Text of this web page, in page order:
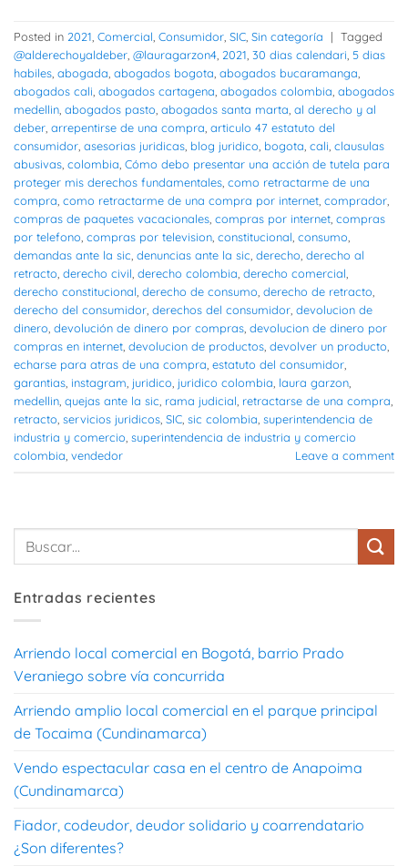
Posted in 2021, Comercial, Consumidor, SIC, Sin categoría | Tagged
@alderechoyaldeber, @lauragarzon4, 2021, 30 dias calendari, 5 dias
habiles, abogada, abogados bogota, abogados bucaramanga,
abogados cali, abogados cartagena, abogados colombia, abogados
medellin, abogados pasto, abogados santa marta, al derecho y al
deber, arrepentirse de una compra, articulo 47 estatuto del
consumidor, asesorias juridicas, blog juridico, bogota, cali, clausulas
abusivas, colombia, Cómo debo presentar una acción de tutela para
proteger mis derechos fundamentales, como retractarme de una
compra, como retractarme de una compra por internet, comprador,
compras de paquetes vacacionales, compras por internet, compras
por telefono, compras por television, constitucional, consumo,
demandas ante la sic, denuncias ante la sic, derecho, derecho al
retracto, derecho civil, derecho colombia, derecho comercial,
derecho constitucional, derecho de consumo, derecho de retracto,
derecho del consumidor, derechos del consumidor, devolucion de
dinero, devolución de dinero por compras, devolucion de dinero por
compras en internet, devolucion de productos, devolver un producto,
echarse para atras de una compra, estatuto del consumidor,
garantias, instagram, juridico, juridico colombia, laura garzon,
medellin, quejas ante la sic, rama judicial, retractarse de una compra,
retracto, servicios juridicos, SIC, sic colombia, superintendencia de
industria y comercio, superintendencia de industria y comercio
colombia, vendedor Leave a comment
Entradas recientes
Arriendo local comercial en Bogotá, barrio Prado
Veraniego sobre vía concurrida
Arriendo amplio local comercial en el parque principal
de Tocaima (Cundinamarca)
Vendo espectacular casa en el centro de Anapoima
(Cundinamarca)
Fiador, codeudor, deudor solidario y coarrendatario
¿Son diferentes?